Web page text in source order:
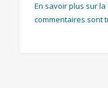
En savoir plus sur
commentaires sont